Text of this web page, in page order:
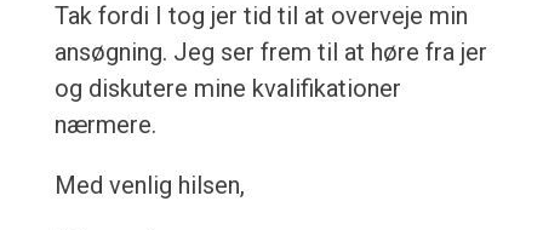
Tak fordi I tog jer tid til at overveje min
ansøgning. Jeg ser frem til at høre fra jer
og diskutere mine kvalifikationer
nærmere.
Med venlig hilsen,